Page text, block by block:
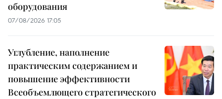
оборудования
07/08/2026 17:05
Углубление, наполнение
практическим содержанием и
повышение эффективности
Всеобъемлющего стратегического